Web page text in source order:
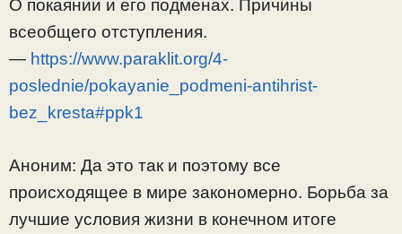
О покаянии и его подменах. Причины
всеобщего отступления.
— https://www.paraklit.org/4-
poslednie/pokayanie_podmeni-antihrist-
bez_kresta#ppk1
Аноним: Да это так и поэтому все
происходящее в мире закономерно. Борьба за
лучшие условия жизни в конечном итоге